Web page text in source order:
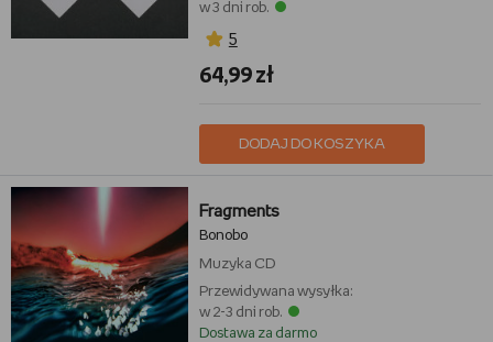
w 3 dni rob.
5
64,99 zł
DODAJ DO KOSZYKA
Fragments
Bonobo
Muzyka CD
Przewidywana wysyłka:
w 2-3 dni rob.
Dostawa za darmo